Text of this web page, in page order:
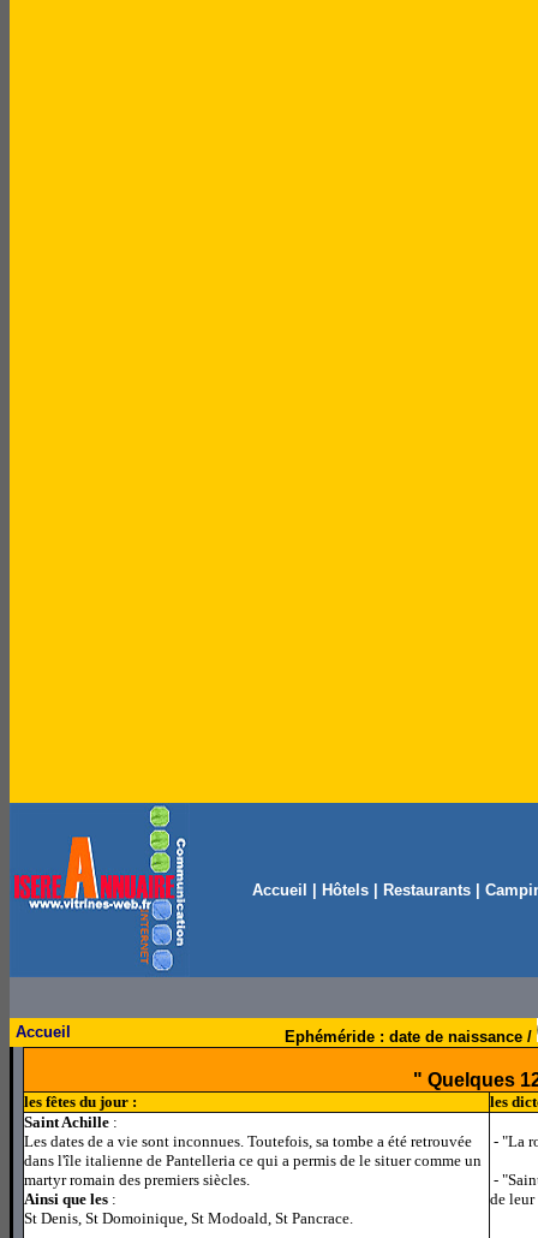
Accueil Hôtels| Restaurants|
Accueil Ephéméride : date de naissance /
" Quelques
les fêtes du jour :
les
Saint Achille :
Les dates de a vie sont inconnues. Toutefois, sa tombe a été retrouvée
dans l'île italienne de Pantelleria ce qui a permis de le situer comme un
martyr romain des premiers siècles.
Ainsi que les :
St Denis, St Domoinique, St Modoald, St Pancrace.
- "La
-
de leur